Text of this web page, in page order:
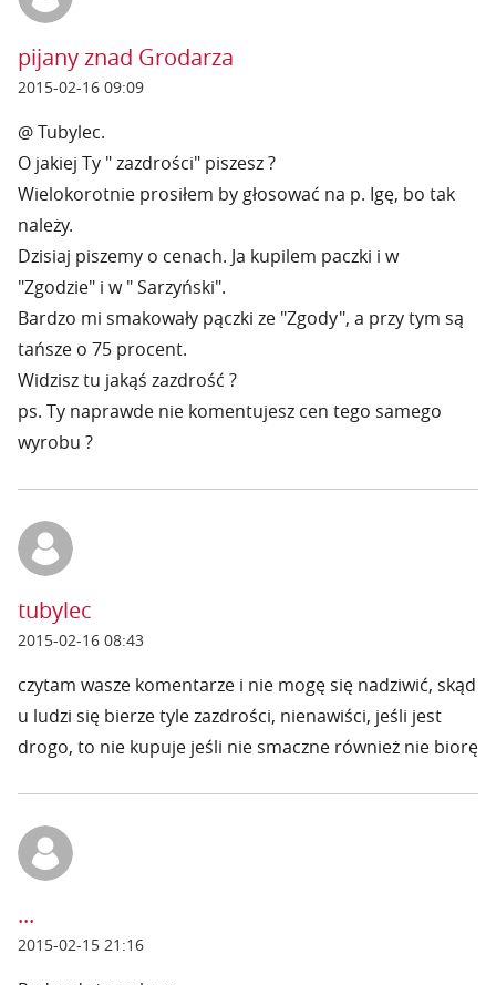
pijany znad Grodarza
2015-02-16 09:09
@ Tubylec.
O jakiej Ty " zazdrości" piszesz ?
Wielokorotnie prosiłem by głosować na p. Igę, bo tak
należy.
Dzisiaj piszemy o cenach. Ja kupilem paczki i w
"Zgodzie" i w " Sarzyński".
Bardzo mi smakowały pączki ze "Zgody", a przy tym są
tańsze o 75 procent.
Widzisz tu jakąś zazdrość ?
ps. Ty naprawde nie komentujesz cen tego samego
wyrobu ?
tubylec
2015-02-16 08:43
czytam wasze komentarze i nie mogę się nadziwić, skąd
u ludzi się bierze tyle zazdrości, nienawiści, jeśli jest
drogo, to nie kupuje jeśli nie smaczne również nie biorę
...
2015-02-15 21:16